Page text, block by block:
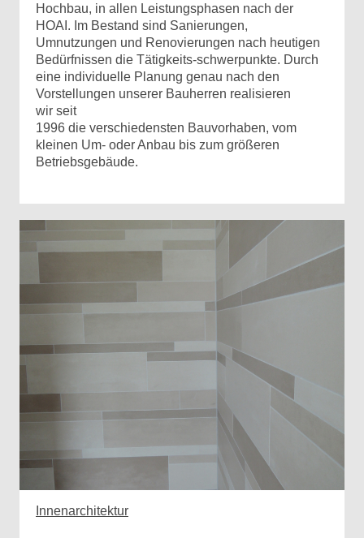
Hochbau, in allen Leistungsphasen nach der
HOAI. Im Bestand sind Sanierungen,
Umnutzungen und Renovierungen nach heutigen
Bedürfnissen die Tätigkeits-schwerpunkte. Durch
eine individuelle Planung genau nach den
Vorstellungen unserer Bauherren realisieren
wir seit
1996 die verschiedensten Bauvorhaben, vom
kleinen Um- oder Anbau bis zum größeren
Betriebsgebäude.
Innenarchitektur